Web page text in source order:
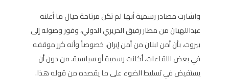
واشارت مصادر رسمية أنها لم تكن مرتاحة حيال ما أعلنه
عبداللهيان من مطار رفيق الحريري الدولي، وفور وصوله إلى
بيروت، بأن أمن لبنان من أمن إيران، خصوصاً وأنه كرر موقفه
في بعض اللقاءات، أكانت رسمية أو سياسية، من دون أن
يستفيض في تسليط الضوء على ما يقصده من قوله هذا.